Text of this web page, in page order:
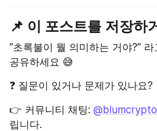
📌 이 포스트를 저장하
“초록불이 뭘 의미하는 거야?”
공유하세요 😅
❓ 질문이 있거나 문제가 있나요?
👉 커뮤니티 채팅:
립니다.